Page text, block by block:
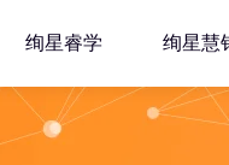
绚星睿学 绚星慧